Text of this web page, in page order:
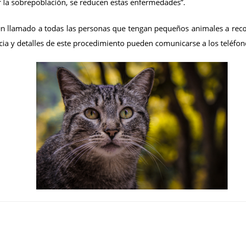
llamado a todas las personas que tengan pequeños animales a
y detalles de este procedimiento pueden comunicarse a los